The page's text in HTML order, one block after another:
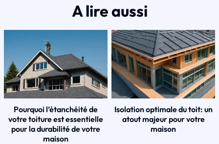
A lire aussi
Pourquoi l’étanchéité de
votre toiture est essentielle
pour la durabilité de votre
maison
Isolation optimale du toit: un
atout majeur pour votre
maison